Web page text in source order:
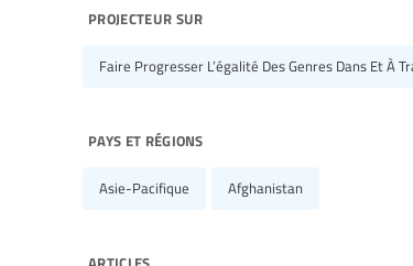
projecteur sur
Faire Progresser L’égalité Des Genres Dans Et À
pays et régions
Asie-Pacifique Afghanistan
articles